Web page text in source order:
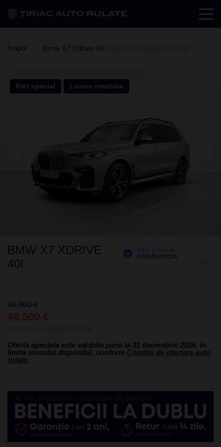
Înapoi Bmw X7 Xdrive 40i
Preț special Livrare imediata
BMW X7 XDRIVE
40I
49.900 €
48.500 €
Oferta speciala este valabila pana la 31 decembrie 2026, în
limita stocului disponibil, conform Conditii de ofertare auto
rulate.